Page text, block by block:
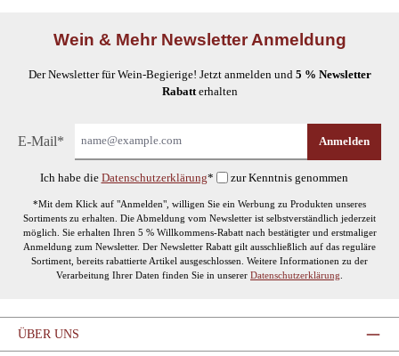
Wein & Mehr Newsletter Anmeldung
Der Newsletter für Wein-Begierige! Jetzt anmelden und 5 % Newsletter
Rabatterhalten
E-Mail* Anmelden
Ich habe die Datenschutzerklärung* zur Kenntnis genommen
*Mit dem Klick auf "Anmelden", willigen Sie ein Werbung zu Produkten unseres
Sortiments zu erhalten. Die Abmeldung vom Newsletter ist selbstverständlich jederzeit
möglich. Sie erhalten Ihren 5 % Willkommens-Rabatt nach bestätigter und erstmaliger
Anmeldung zum Newsletter. Der Newsletter Rabatt gilt ausschließlich auf das reguläre
Sortiment, bereits rabattierte Artikel ausgeschlossen. Weitere Informationen zu der
Verarbeitung Ihrer Daten finden Sie in unserer Datenschutzerklärung
ÜBER UNS